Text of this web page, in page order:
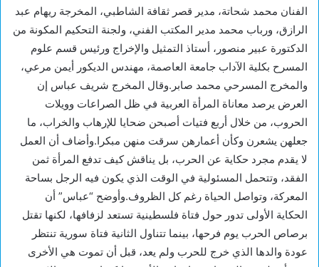
الفنان محمد شحاتة، مدير قصر ثقافة الشاطبي، المخرجة ريهام عبد
الرازق، ورباب محمد مدير المكتب الفني، ولجنة التحكيم المكونة من
الدكتورة عبير منصور، أستاذ التمثيل والإخراج ورئيس قسم علوم
المسرح بكلية الآداب جامعة العاصمة، مهندس الديكور أيمن مرعي،
والمخرج المسرحي محمد صابر.وقال المخرج شريف عباس إن
العرض يرصد معاناة المرأة العربية في ظل الصراعات وويلات
الحروب، من خلال أربع فتيات أصبحن ضحايا للإرهاب والخراب، ما
جعلهن يشعرن وكأن أعمارهن سرقت منهن مبكرا.وأضاف أن العمل
لا يقدم مجرد حكاية عن الحرب، بل يناقش كيف تدفع المرأة ثمن
الفقد، وتتحمل المسئولية في الوقت الذي يكون فيه الرجل بساحة
المعركة، وتواصل الحياة رغم كل الظروف.وأوضح “عباس” أن
الحكاية الأولى تدور حول فتاة فلسطينية تستعد لزفافها، لكنها تقتل
برصاص الحرب يوم فرحها، بينما تتناول الثانية فتاة سورية تنتظر
عودة والدها الذي خرج للحرب ولم يعد، قبل أن تموت هي الأخرى